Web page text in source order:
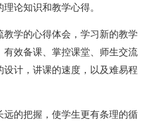
论知识和教学心得。
学的心得体会，学习新的教学
效备课、掌控课堂、师生交流
计，讲课的速度，以及难易程
的把握，使学生更有条理的循